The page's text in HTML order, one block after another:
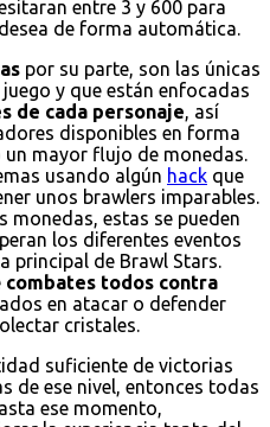
entre 3 y 600 para
de forma automática.
por su parte, son las únicas
y que están enfocadas
de cada personaje , así
disponibles en forma
mayor flujo de monedas.
usando algún hack que
unos brawlers imparables.
monedas, estas se pueden
los diferentes eventos
principal de Brawl Stars.
combates todos contra
en atacar o defender
cristales.
suficiente de victorias
de ese nivel, entonces todas
ese momento,